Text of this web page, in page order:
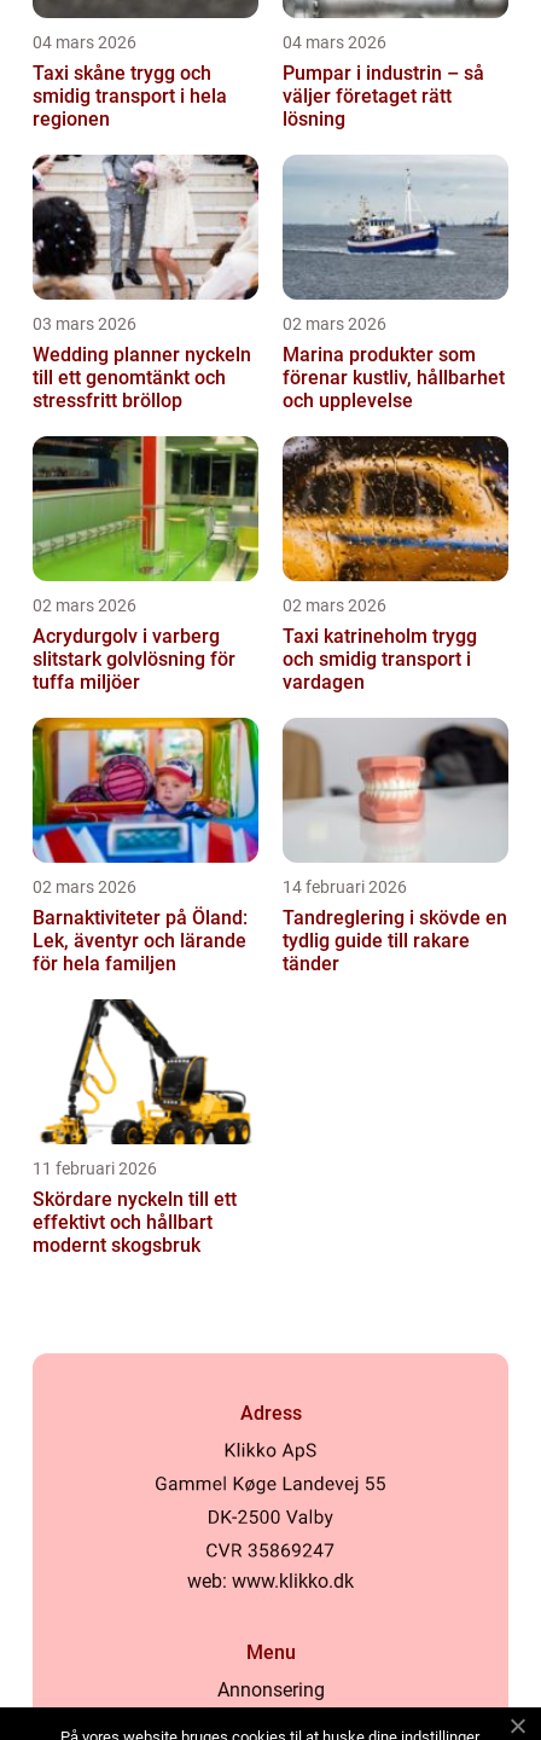
04 mars 2026
Taxi skåne trygg och
smidig transport i hela
regionen
04 mars 2026
Pumpar i industrin – så
väljer företaget rätt
lösning
03 mars 2026
Wedding planner nyckeln
till ett genomtänkt och
stressfritt bröllop
02 mars 2026
Marina produkter som
förenar kustliv, hållbarhet
och upplevelse
02 mars 2026
Acrydurgolv i varberg
slitstark golvlösning för
tuffa miljöer
02 mars 2026
Taxi katrineholm trygg
och smidig transport i
vardagen
02 mars 2026
Barnaktiviteter på Öland:
Lek, äventyr och lärande
för hela familjen
14 februari 2026
Tandreglering i skövde en
tydlig guide till rakare
tänder
11 februari 2026
Skördare nyckeln till ett
effektivt och hållbart
modernt skogsbruk
Adress
web: www.klikko.dk
Menu
Annonsering